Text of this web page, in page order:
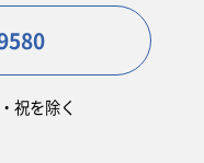
祝を除く